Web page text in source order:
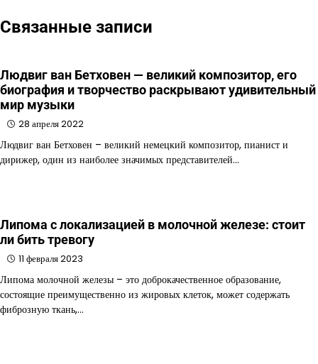
Связанные записи
Людвиг ван Бетховен — великий композитор, его
биография и творчество раскрывают удивительный
мир музыки
28 апреля 2022
Людвиг ван Бетховен – великий немецкий композитор, пианист и
дирижер, один из наиболее значимых представителей…
Липома с локализацией в молочной железе: стоит
ли бить тревогу
11 февраля 2023
Липома молочной железы – это доброкачественное образование,
состоящие преимущественно из жировых клеток, может содержать
фиброзную ткань,…